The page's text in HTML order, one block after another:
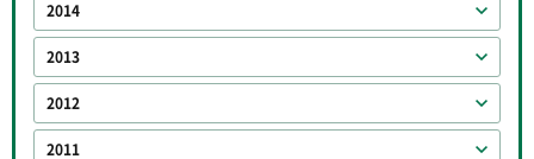
2014
2013
2012
2011